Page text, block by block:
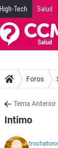
High-Tech Salud
Foros
Tema Anterior
Intimo